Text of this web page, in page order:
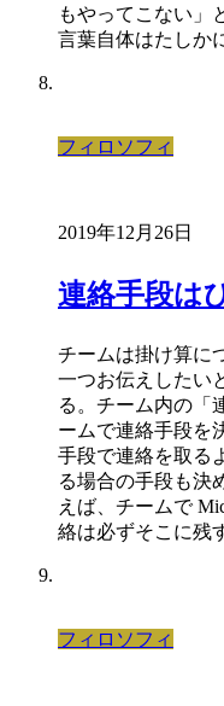
もやってこない」
言葉自体はたしか
フィロソフィ
2019年12月26日
連絡手段は
チームは掛け算に
一つお伝えしたい
る。チーム内の「
ームで連絡手段を
手段で連絡を取る
る場合の手段も決
えば、チームで
絡は必ずそこに残
フィロソフィ